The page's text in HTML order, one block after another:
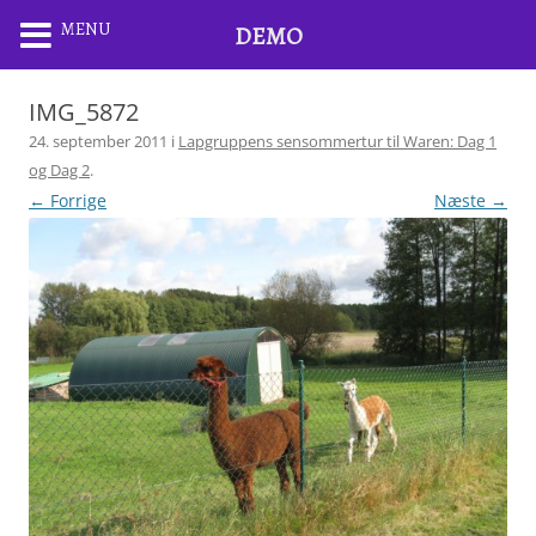
IMG_5872
24. september 2011 i Lapgruppens sensommertur til Waren: Dag 1
og Dag 2.
← Forrige Næste →
MENU DEMO